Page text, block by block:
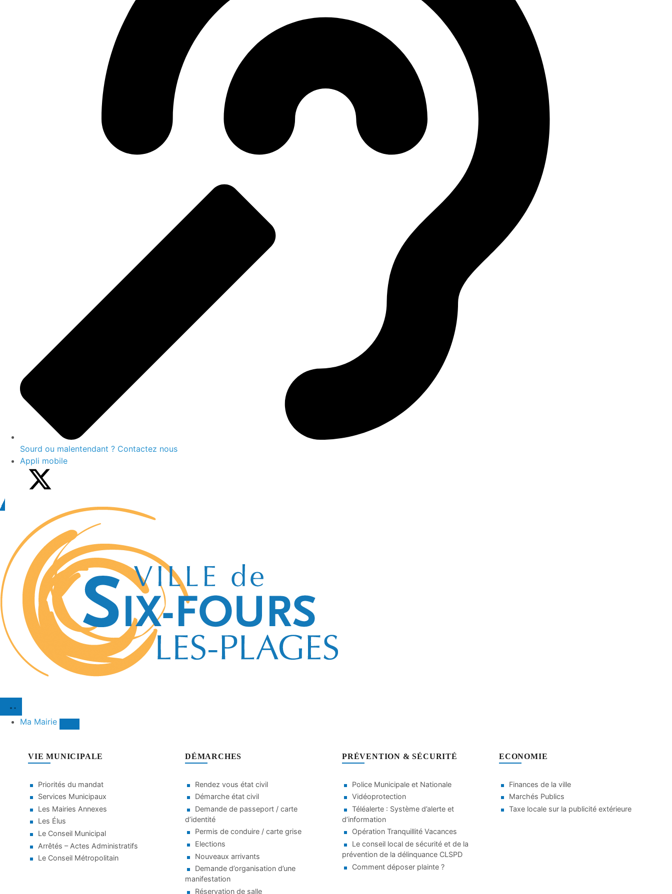
Sourd ou malentendant ? Contactez nous
Appli mobile
Ma Mairie
VIE MUNICIPALE
Priorités du mandat
Services Municipaux
Les Mairies Annexes
Les Élus
Le Conseil Municipal
Arrêtés – Actes Administratifs
Le Conseil Métropolitain
DÉMARCHES
Rendez vous état civil
Démarche état civil
Demande de passeport / carte
d’identité
Permis de conduire / carte grise
Elections
Nouveaux arrivants
Demande d’organisation d’une
manifestation
Réservation de salle
PRÉVENTION & SÉCURITÉ
Police Municipale et Nationale
Vidéoprotection
Téléalerte : Système d’alerte et
d’information
Opération Tranquillité Vacances
Le conseil local de sécurité et de la
prévention de la délinquance CLSPD
Comment déposer plainte ?
ECONOMIE
Finances de la ville
Marchés Publics
Taxe locale sur la publicité extérieure